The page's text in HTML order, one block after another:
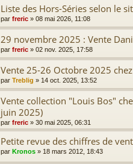
Liste des Hors-Séries selon le
par freric » 08 mai 2026, 11:08
29 novembre 2025 : Vente
par freric » 02 nov. 2025, 17:58
Vente 25-26 Octobre 2025
par Treblig » 14 oct. 2025, 13:52
Vente collection "Louis Bos"
juin 2025)
par freric » 30 mai 2025, 06:31
Petite revue des chiffres de
par Kronos » 18 mars 2012, 18:43